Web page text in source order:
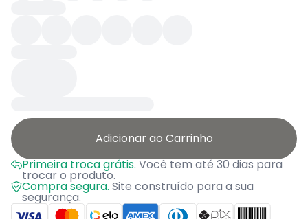
Adicionar ao Carrinho
Primeira troca grátis.Você tem até 30 dias para
trocar o produto.
Compra segura. Site construído para a sua
segurança.